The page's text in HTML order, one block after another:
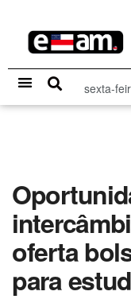
sexta-
oferta
para